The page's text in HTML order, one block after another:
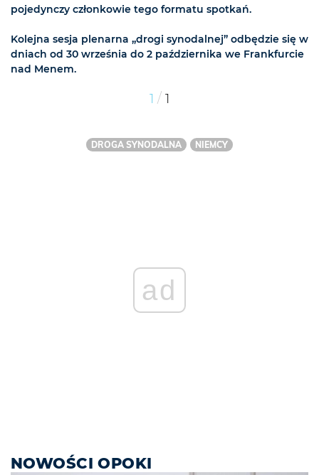
pojedynczy członkowie tego formatu spotkań.
Kolejna sesja plenarna „drogi synodalnej” odbędzie się w
dniach od 30 września do 2 października we Frankfurcie
nad Menem.
1 / 1
DROGA SYNODALNA NIEMCY
ad
NOWOŚCI OPOKI